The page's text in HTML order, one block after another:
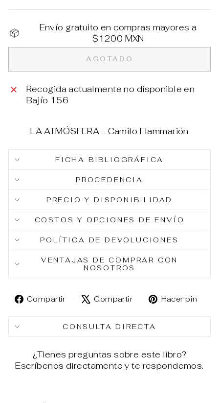
Envío gratuito en compras mayores a
$1200 MXN
AGOTADO
Recogida actualmente no disponible en
Bajío 156
LA ATMÓSFERA - Camilo Flammarión
FICHA BIBLIOGRÁFICA
PROCEDENCIA
PRECIO Y DISPONIBILIDAD
COSTOS Y OPCIONES DE ENVÍO
POLÍTICA DE DEVOLUCIONES
VENTAJAS DE COMPRAR CON
NOSOTROS
Compartir
Compartir
Facebook
Compartir
Tuitear
X
Hacer pin
CONSULTA DIRECTA
¿Tienes preguntas sobre este libro?
Escríbenos directamente y te respondemos.